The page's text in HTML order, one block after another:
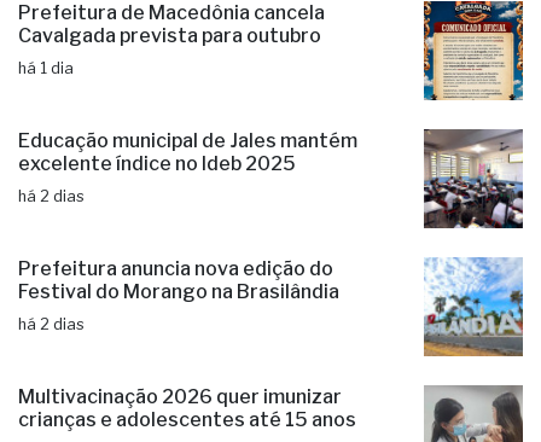
Prefeitura de Macedônia cancela
Cavalgada prevista para outubro
há 1 dia
Educação municipal de Jales mantém
excelente índice no Ideb 2025
há 2 dias
Prefeitura anuncia nova edição do
Festival do Morango na Brasilândia
há 2 dias
Multivacinação 2026 quer imunizar
crianças e adolescentes até 15 anos